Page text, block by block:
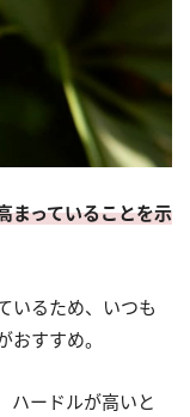
まっていることを示
いるため、いつも
すすめ。
ハードルが高いと